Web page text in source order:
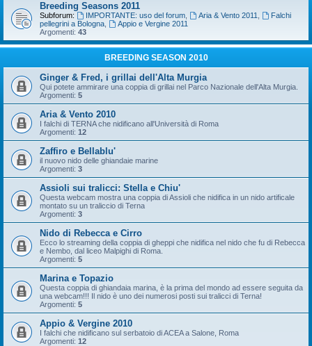
Breeding Seasons 2011
Subforum: IMPORTANTE: uso del forum, Aria & Vento 2011
Falchi
pellegrini a Bologna
Appio e Vergine 2011
Argomenti: 43
BREEDING SEASON 2010
Ginger & Fred, i grillai dell'Alta Murgia
Qui potete ammirare una coppia di grillai nel Parco Nazionale dell'Alta Murgia.
Argomenti: 5
Aria & Vento 2010
I falchi di TERNA che nidificano all'Università di Roma
Argomenti: 12
Zaffiro e Bellablu'
il nuovo nido delle ghiandaie marine
Argomenti: 3
Assioli sui tralicci: Stella e Chiu'
Questa webcam mostra una coppia di Assioli che nidifica in un nido artificale
montato su un traliccio di Terna
Argomenti: 3
Nido di Rebecca e Cirro
Ecco lo streaming della coppia di gheppi che nidifica nel nido che fu di Rebecca
e Nembo, dal liceo Malpighi di Roma.
Argomenti: 5
Marina e Topazio
Questa coppia di ghiandaia marina, è la prima del mondo ad essere seguita da
una webcam!!! Il nido è uno dei numerosi posti sui tralicci di Terna!
Argomenti: 5
Appio & Vergine 2010
I falchi che nidificano sul serbatoio di ACEA a Salone, Roma
Argomenti: 12